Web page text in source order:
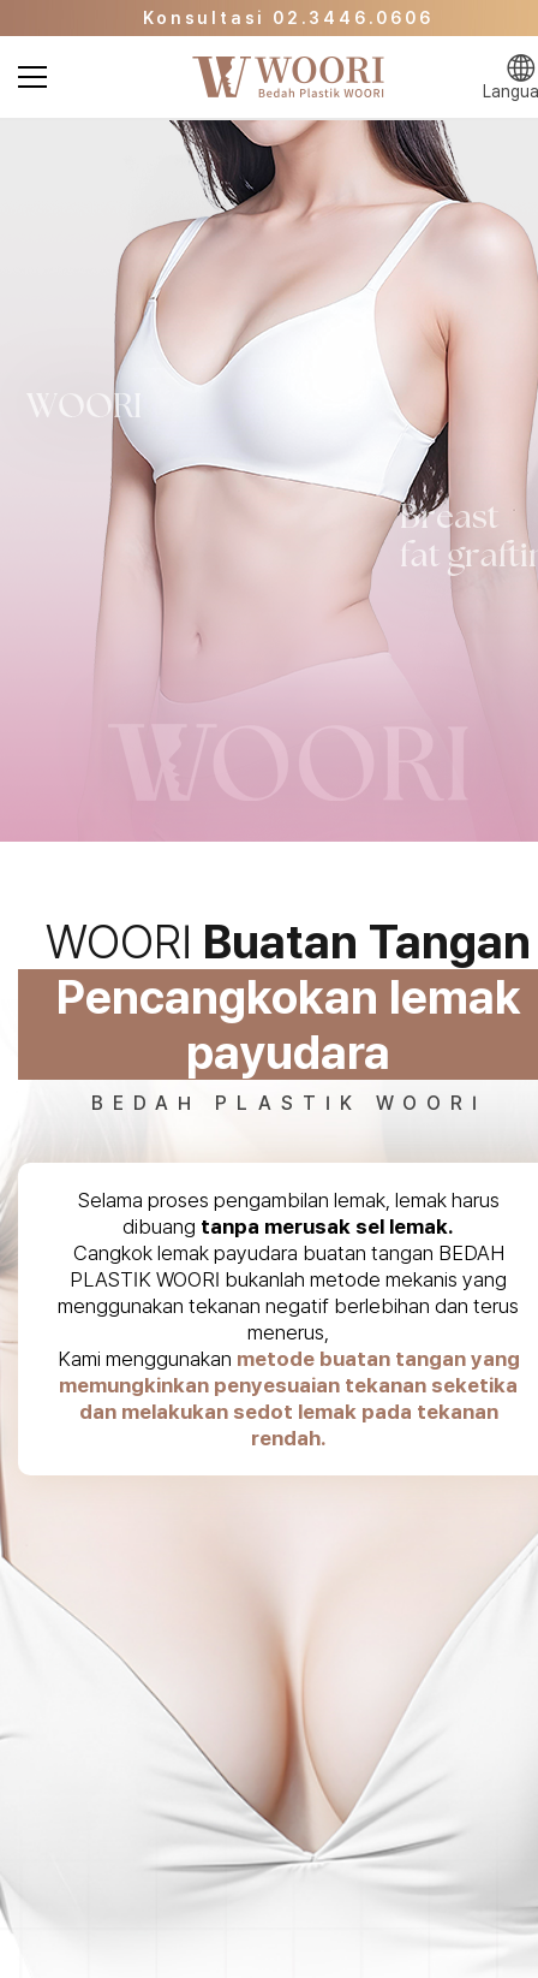
Konsultasi 02.3446.0606
Halaman Promo
Klinik Kecantikan WOORI Langsung ke
Utama
Konsultasi 02.3446.0606
Halaman Promo
WOORI Buatan Tangan
Pencangkokan lemak
payudara
BEDAH PLASTIK WOORI
Selama proses pengambilan lemak, lemak harus
dibuang tanpa merusak sel lemak.
Cangkok lemak payudara buatan tangan BEDAH
PLASTIK WOORI bukanlah metode mekanis yang
menggunakan tekanan negatif berlebihan dan terus
menerus,
Kami menggunakan metode buatan tangan yang
memungkinkan penyesuaian tekanan seketika
dan melakukan sedot lemak pada tekanan
rendah.